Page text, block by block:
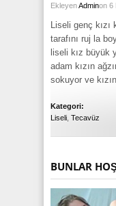
EkleyenAdminon 6
Liseli genç
tarafını ruj la
liseli kız büyük
adam kızın
sokuyor ve
Kategori:
Liseli Tecavüz
BUNLAR